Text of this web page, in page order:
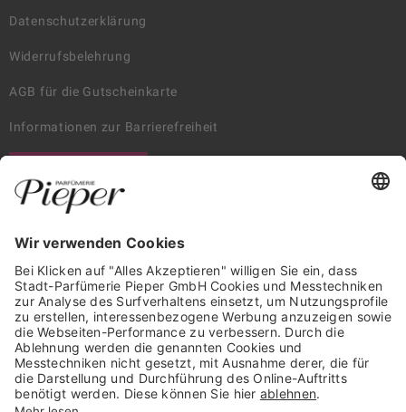
Datenschutzerklärung
Widerrufsbelehrung
AGB für die Gutscheinkarte
Informationen zur Barrierefreiheit
Trusted Shops Mitglied seit 2010